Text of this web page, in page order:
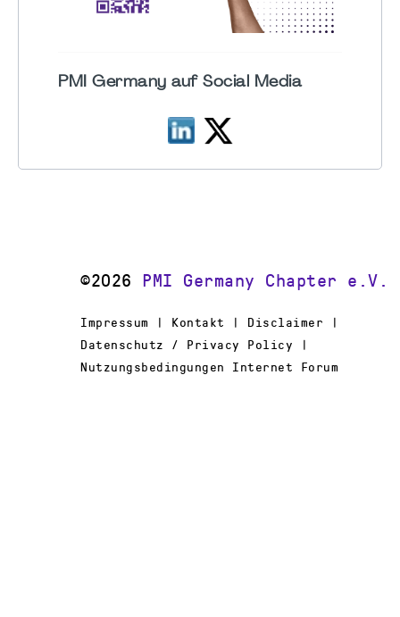
PMI Germany auf Social Media
©2026 PMI Germany Chapter e.V.
Impressum | Kontakt | Disclaimer |
Datenschutz / Privacy Policy |
Nutzungsbedingungen Internet Forum